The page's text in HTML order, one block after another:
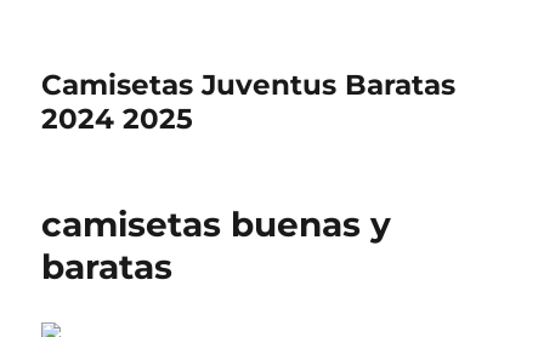
Camisetas Juventus Baratas
2024 2025
camisetas buenas y
baratas